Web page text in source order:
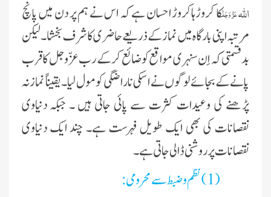
اللہعَزَّ وَجَلَّکا کروڑہاکروڑ احسان ہے کہ اس نے ہم پر دن میں پانچ
مرتبہ اپنی بارگاہ میں نماز کے ذریعے حاضری کا شرف بخشا۔ لیکن
بدقسمتی کہ اِن سنہری مواقع کو ضائع کر کے رب عزّوجل کا قرب
پانے کے بجائے لوگوں نے اسکی ناراضگی کو مول لیا ۔ یقیناً نماز نہ
پڑھنے کی وعیدات کثرت سے پائی جاتی ہیں ۔ جبکہ دنیاوی
نقصانات کی بھی ایک طویل فہرست ہے۔ چند ایک دنیاوی
نقصانات پرروشنی ڈالی جاتی ہے۔
(1)نظم و ضبط سے محرومی :